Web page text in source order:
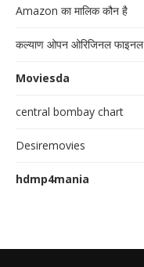
Amazon का मालिक कौन है
कल्याण ओपन ओरिजिनल फाइनल
Moviesda
central bombay chart
Desiremovies
hdmp4mania